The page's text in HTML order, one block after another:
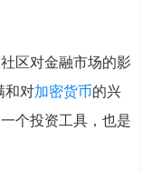
区对金融市场的影
和对加密货币的兴
个投资工具，也是